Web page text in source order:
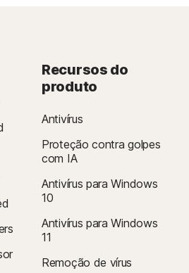
Recursos do
produto
Antivírus
Proteção contra golpes
com IA
Antivírus para Windows
10
Antivírus para Windows
11
Remoção de vírus